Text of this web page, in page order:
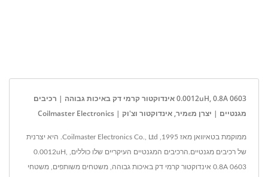
0.0012uH, 0.8A 0603 אינדוקטור קרמי דק באיכות גבוהה | רכיבים
מגנטיים | יצרן מεמיר, אינדוקטור וצ'וק | Coilmaster Electronics
ממוקמת בטאיוואן מאז 1995, Coilmaster Electronics Co., Ltd. היא יצרנית
של רכיבים מגנטיים.הרכיבים המגנטיים העיקריים שלו כוללים, 0.0012uH,
0.8A 0603 אינדוקטור קרמי דק באיכות גבוהה, משטחים משותפים, משטחי